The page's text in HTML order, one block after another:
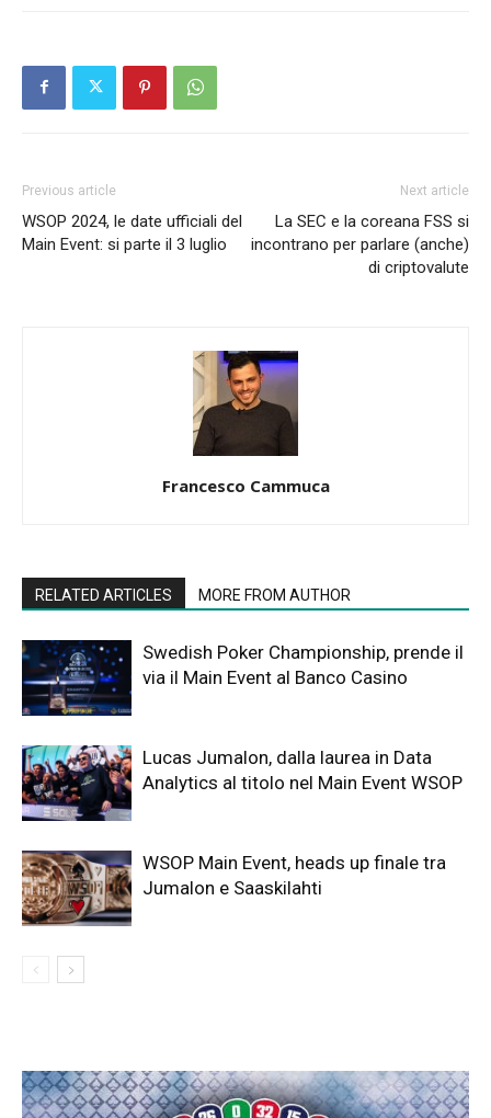
Previous article
WSOP 2024, le date ufficiali del
Main Event: si parte il 3 luglio
Next article
La SEC e la coreana FSS si
incontrano per parlare (anche)
di criptovalute
Francesco Cammuca
RELATED ARTICLES MORE FROM AUTHOR
Swedish Poker Championship, prende il
via il Main Event al Banco Casino
Lucas Jumalon, dalla laurea in Data
Analytics al titolo nel Main Event WSOP
WSOP Main Event, heads up finale tra
Jumalon e Saaskilahti